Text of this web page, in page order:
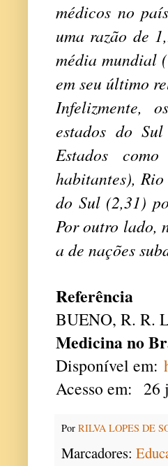
médicos no
uma razão de
média mundial
em seu último
Infelizmente,
estados do
Estados
habitantes),
do Sul (2,31)
Por outro lado,
a de nações
Referência
BUENO, R. R.
Medicina no
Disponível em:
Acesso em: 26
Por RILVA LOPES DE
Marcadores: